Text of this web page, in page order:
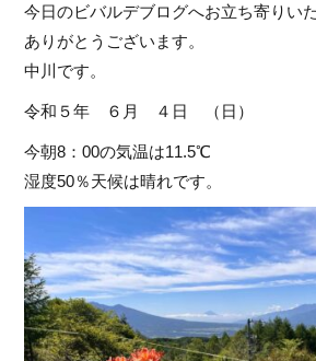
今日のビバルデブログへお立ち寄りい
ありがとうございます。
中川です。
令和５年 ６月 ４日 （日）
今朝8：00の気温は11.5℃
湿度50％天候は晴れです。